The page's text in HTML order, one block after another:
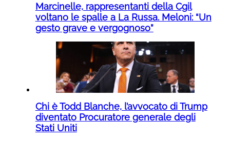
Marcinelle, rappresentanti della Cgil
voltano le spalle a La Russa. Meloni: “Un
gesto grave e vergognoso”
Chi è Todd Blanche, l’avvocato di Trump
diventato Procuratore generale degli
Stati Uniti